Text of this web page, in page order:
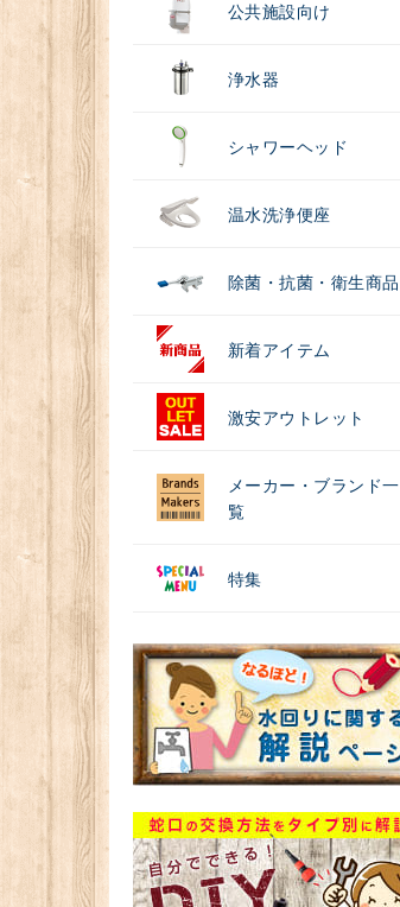
公共施設向け
浄水器
シャワーヘッド
温水洗浄便座
除菌・抗菌・衛生商品
新着アイテム
激安アウトレット
メーカー・ブランド一
覧
特集